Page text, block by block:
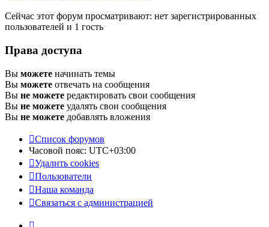
Сейчас этот форум просматривают: нет зарегистрированных
пользователей и 1 гость
Права доступа
Вы можете начинать темы
Вы можете отвечать на сообщения
Вы не можете редактировать свои сообщения
Вы не можете удалять свои сообщения
Вы не можете добавлять вложения
Список форумов
Часовой пояс: UTC+03:00
Удалить cookies
Пользователи
Наша команда
Связаться с администрацией